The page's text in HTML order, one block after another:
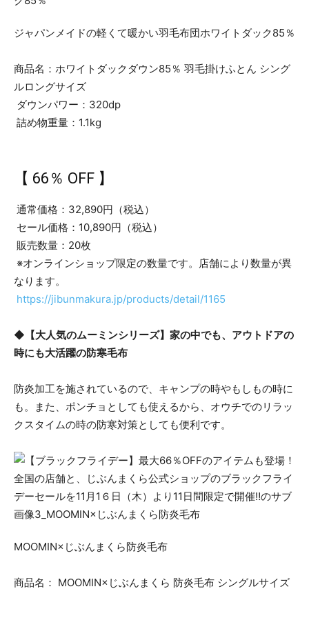
ジャパンメイドの軽くて暖かい羽毛布団ホワイトダック85％
商品名：ホワイトダックダウン85％ 羽毛掛けふとん シング
ルロングサイズ
ダウンパワー：320dp
詰め物重量：1.1kg
【 66％ OFF 】
通常価格：32,890円（税込）
セール価格：10,890円（税込）
販売数量：20枚
※オンラインショップ限定の数量です。店舗により数量が異
なります。
https://jibunmakura.jp/products/detail/1165
◆【大人気のムーミンシリーズ】家の中でも、アウトドアの
時にも大活躍の防寒毛布
防炎加工を施されているので、キャンプの時やもしもの時に
も。また、ポンチョとしても使えるから、オウチでのリラッ
クスタイムの時の防寒対策としても便利です。
MOOMIN×じぶんまくら防炎毛布
商品名： MOOMIN×じぶんまくら 防炎毛布 シングルサイズ